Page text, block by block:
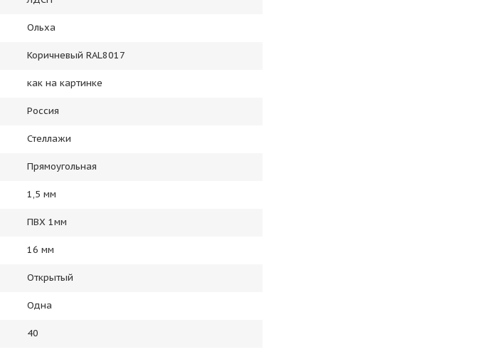
Ольха
Коричневый RAL8017
как на картинке
Россия
Стеллажи
Прямоугольная
1,5 мм
ПВХ 1мм
16 мм
Открытый
Одна
40